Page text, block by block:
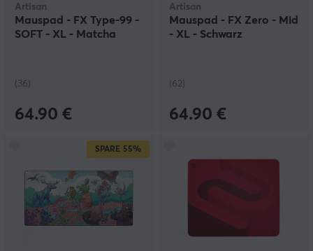
Artisan
Mauspad - FX Type-99 -
SOFT - XL - Matcha
(36)
64.90 €
Artisan
Mauspad - FX Zero - Mid
- XL - Schwarz
(62)
64.90 €
SPARE 55%